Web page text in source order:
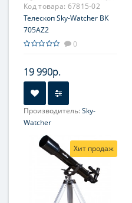
Код товара: 67815-02
Телескоп Sky-Watcher BK
705AZ2
0
19 990р.
Производитель:Sky-
Watcher
Увеличение, крат:
Диаметр главного зеркала
(апертура), мм:
Фокусное расстояние, мм:
Хит продаж